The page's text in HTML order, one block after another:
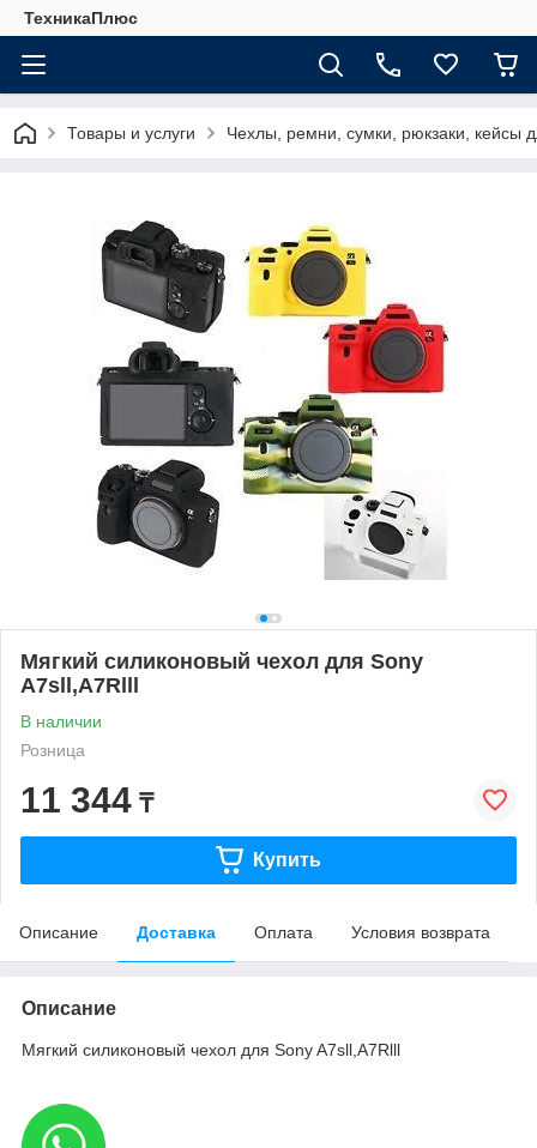
ТехникаПлюс
Товары и услуги Чехлы, ремни, сумки, рюкзаки, кейсы
Мягкий силиконовый чехол для Sony
A7sll,A7Rlll
В наличии
Розница
11 344 ₸
Купить
Описание Доставка Оплата Условия возврата
Описание
Мягкий силиконовый чехол для Sony A7sll,A7Rlll